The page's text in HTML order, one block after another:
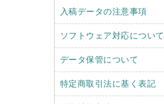
入稿データの注意事項
ソフトウェア対応について
データ保管について
特定商取引法に基く表記